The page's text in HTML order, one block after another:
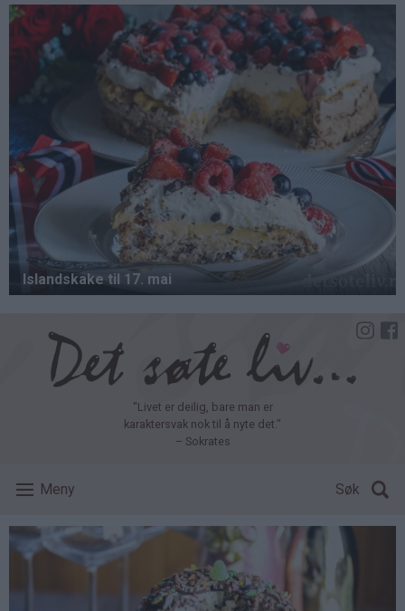
Hopp
hovedinnhold
"Livet er deilig, bare man er
karaktersvak nok til å nyte det."
– Sokrates
Meny Søk